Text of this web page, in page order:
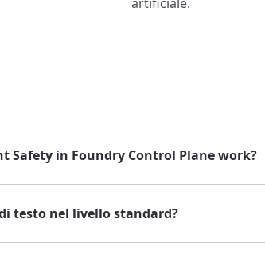
Safety in Foundry Control Plane work?
testo nel livello standard?